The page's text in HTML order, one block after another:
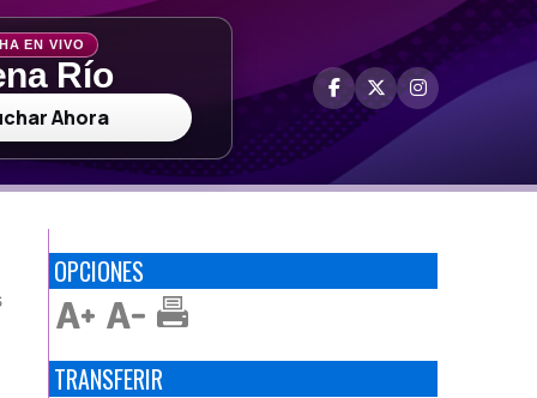
EN VIVO
Río
Ahora
OPCIONES
TRANSFERIR